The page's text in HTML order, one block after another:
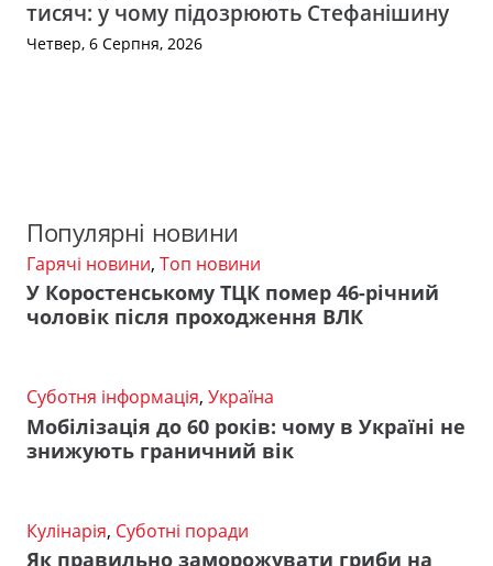
тисяч: у чому підозрюють Стефанішину
Четвер, 6 Серпня, 2026
Популярні новини
Гарячі новини, Топ новини
У Коростенському ТЦК помер 46-річний
чоловік після проходження ВЛК
Суботня інформація, Україна
Мобілізація до 60 років: чому в Україні не
знижують граничний вік
Кулінарія, Суботні поради
Як правильно заморожувати гриби на